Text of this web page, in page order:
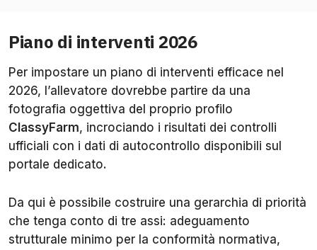
Piano di interventi 2026
Per impostare un piano di interventi efficace nel
2026, l’allevatore dovrebbe partire da una
fotografia oggettiva del proprio profilo
ClassyFarm, incrociando i risultati dei controlli
ufficiali con i dati di autocontrollo disponibili sul
portale dedicato.
Da qui è possibile costruire una gerarchia di priorità
che tenga conto di tre assi: adeguamento
strutturale minimo per la conformità normativa,